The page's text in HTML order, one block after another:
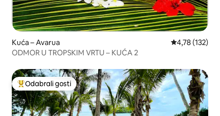
Kuća – Avarua Prosječna
4,78 (132)
ODMOR U TROPSKIM VRTU – KUĆA 2
Među najviše rangiranima s oznakom „Odabrali gosti”
Odabrali gosti